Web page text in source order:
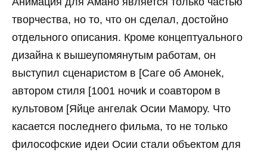
творчества, но то, что он сделал, достойно
отдельного описания. Кроме концептуального
дизайна к вышеупомянутым работам, он
выступил сценаристом в [Саге об Амонеk,
автором стиля [1001 ночиk и соавтором в
культовом [Яйце ангелаk Осии Мамору. Что
касается последнего фильма, то не только
философские идеи Осии стали объектом для